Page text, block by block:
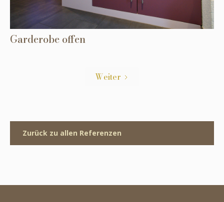
Garderobe offen
Weiter
Zurück zu allen Referenzen